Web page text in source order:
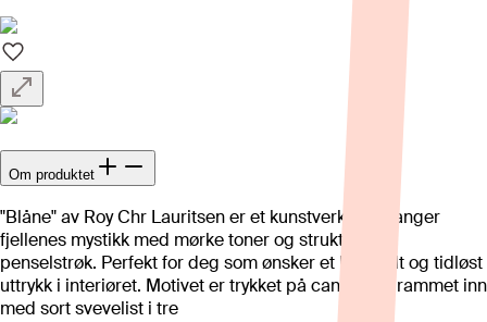
Om produktet
"Blåne" av Roy Chr Lauritsen er et kunstverk som fanger
fjellenes mystikk med mørke toner og strukturerte
penselstrøk. Perfekt for deg som ønsker et kraftfullt og tidløst
uttrykk i interiøret. Motivet er trykket på canvas og rammet inn
med sort svevelist i tre